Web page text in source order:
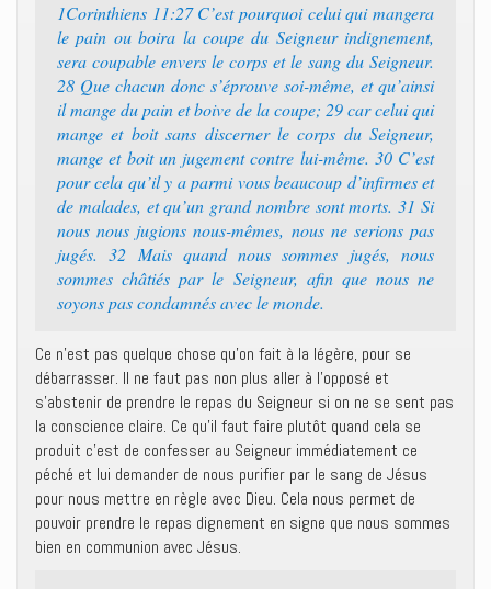
1Corinthiens 11:27 C’est pourquoi celui qui mangera
le pain ou boira la coupe du Seigneur indignement,
sera coupable envers le corps et le sang du Seigneur.
28 Que chacun donc s’éprouve soi-même, et qu’ainsi
il mange du pain et boive de la coupe; 29 car celui qui
mange et boit sans discerner le corps du Seigneur,
mange et boit un jugement contre lui-même. 30 C’est
pour cela qu’il y a parmi vous beaucoup d’infirmes et
de malades, et qu’un grand nombre sont morts. 31 Si
nous nous jugions nous-mêmes, nous ne serions pas
jugés. 32 Mais quand nous sommes jugés, nous
sommes châtiés par le Seigneur, afin que nous ne
soyons pas condamnés avec le monde.
Ce n’est pas quelque chose qu’on fait à la légère, pour se
débarrasser. Il ne faut pas non plus aller à l’opposé et
s’abstenir de prendre le repas du Seigneur si on ne se sent pas
la conscience claire. Ce qu’il faut faire plutôt quand cela se
produit c’est de confesser au Seigneur immédiatement ce
péché et lui demander de nous purifier par le sang de Jésus
pour nous mettre en règle avec Dieu. Cela nous permet de
pouvoir prendre le repas dignement en signe que nous sommes
bien en communion avec Jésus.